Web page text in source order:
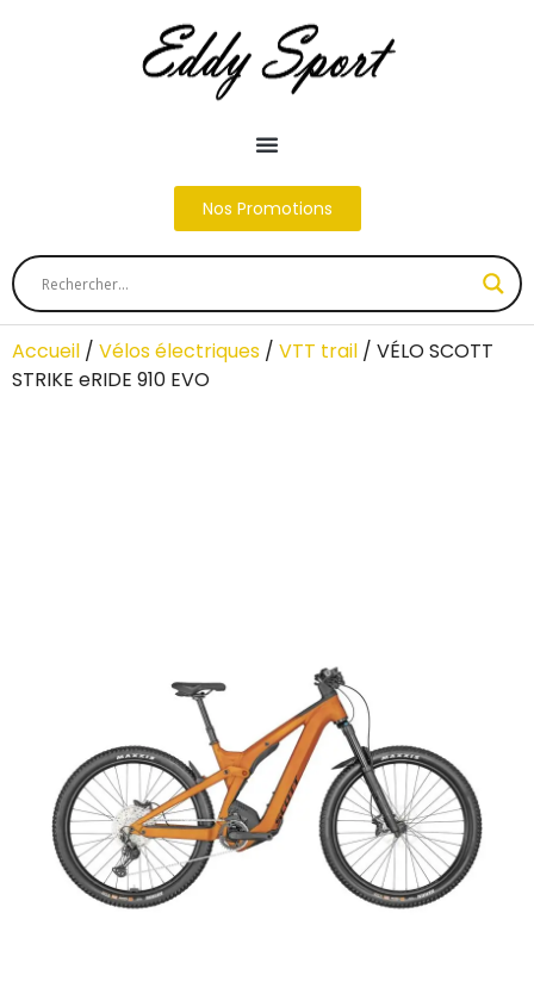
Nos Promotions
Accueil / Vélos électriques / VTT trail / VÉLO SCOTT
STRIKE eRIDE 910 EVO